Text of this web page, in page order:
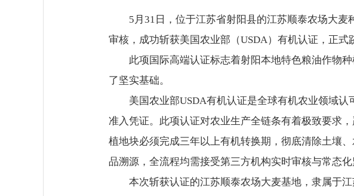
5月31日，位于江苏省射阳县的江苏顺泰农场大麦
审核，成功斩获美国农业部（USDA）有机认证，正
此项国际高端认证标志着射阳本地特色粮油作物种
了坚实基础。
美国农业部USDA有机认证是全球有机农业领域认
准入凭证。此项认证对农业生产全链条有着极致要求
植地块必须完成三年以上有机转换期，彻底清除土壤
品溯源，全流程均需接受第三方机构实时审核与常态
本次斩获认证的江苏顺泰农场大麦基地，隶属于江